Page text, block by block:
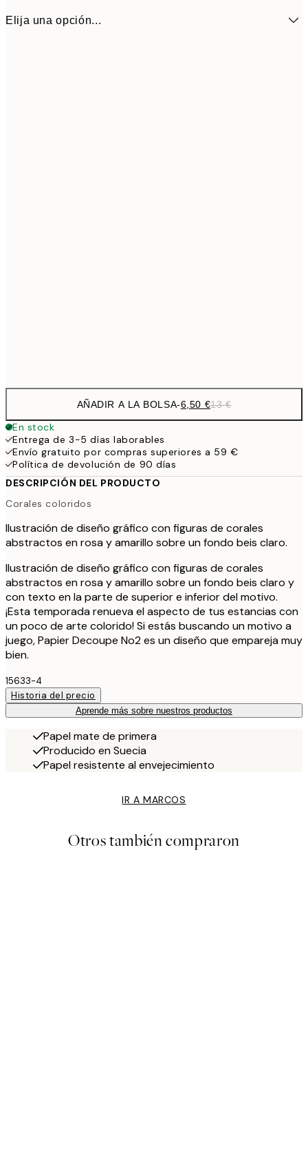
Elija una opción...
AÑADIR A LA BOLSA-6,50 €13 €
En stock
Entrega de 3-5 días laborables
Envío gratuito por compras superiores a 59 €
Política de devolución de 90 días
DESCRIPCIÓN DEL PRODUCTO
Corales coloridos
Ilustración de diseño gráfico con figuras de corales
abstractos en rosa y amarillo sobre un fondo beis claro.
Ilustración de diseño gráfico con figuras de corales
abstractos en rosa y amarillo sobre un fondo beis claro y
con texto en la parte de superior e inferior del motivo.
¡Esta temporada renueva el aspecto de tus estancias con
un poco de arte colorido! Si estás buscando un motivo a
juego, Papier Decoupe No2 es un diseño que empareja muy
bien.
15633-4
Historia del precio
Aprende más sobre nuestros productos
Papel mate de primera
Producido en Suecia
Papel resistente al envejecimiento
IR A MARCOS
Otros también compraron